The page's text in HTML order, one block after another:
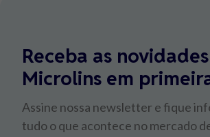
Receba as novidades
Microlins em
Assine nossa newsletter e fique
tudo o que acontece no mercado